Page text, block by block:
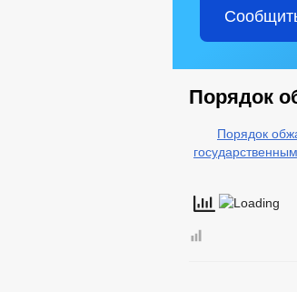
Порядок
Порядок